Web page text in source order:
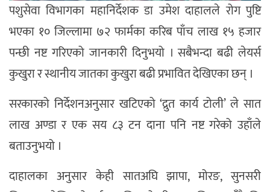
पशुसेवा विभागका महानिर्देशक डा उमेश दाहालले रोग पुष्टि
भएका १० जिल्लामा ७२ फार्मका करिब पाँच लाख १५ हजार
पन्छी नष्ट गरिएको जानकारी दिनुभयो । सबैभन्दा बढी लेयर्स
कुखुरा र स्थानीय जातका कुखुरा बढी प्रभावित देखिएका छन् ।
सरकारको निर्देशनअनुसार खटिएको ‘द्रुत कार्य टोली’ ले सात
लाख अण्डा र एक सय ८३ टन दाना पनि नष्ट गरेको उहाँले
बताउनुभयो ।
दाहालका अनुसार केही सातअघि झापा, मोरङ, सुनसरी